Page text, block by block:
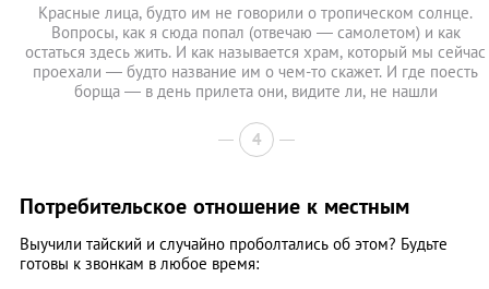
Красные лица, будто им не говорили о тропическом солнце.
Вопросы, как я сюда попал (отвечаю — самолетом) и как
остаться здесь жить. И как называется храм, который мы сейчас
проехали — будто название им о чем-то скажет. И где поесть
борща — в день прилета они, видите ли, не нашли
4
Потребительское отношение к местным
Выучили тайский и случайно проболтались об этом? Будьте
готовы к звонкам в любое время: